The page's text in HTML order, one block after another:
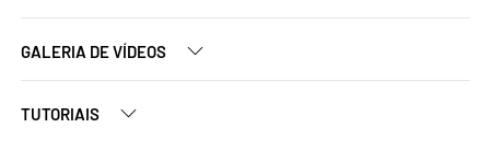
GALERIA DE VÍDEOS
TUTORIAIS